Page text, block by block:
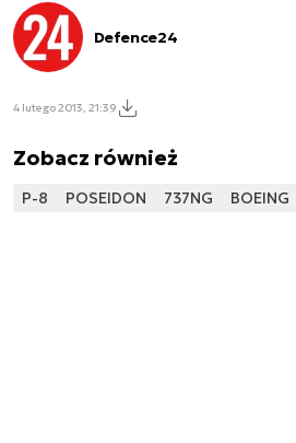
Defence24
4 lutego 2013, 21:39
Zobacz również
P-8 POSEIDON 737NG BOEING